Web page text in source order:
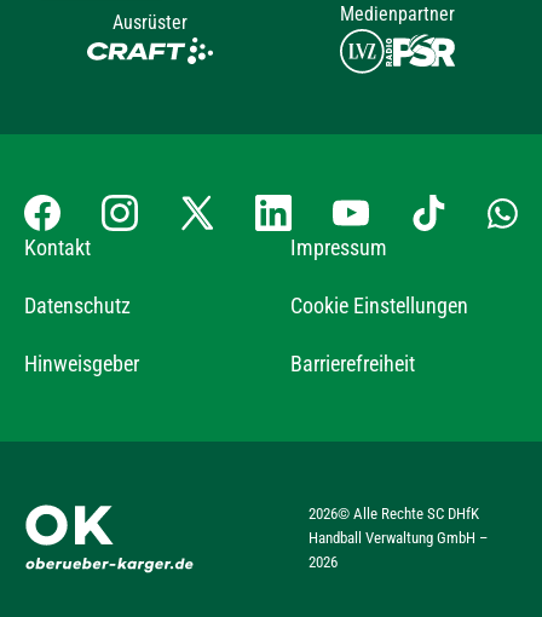
Ausrüster Medienpartner
Kontakt Impressum
Datenschutz Cookie Einstellungen
Hinweisgeber Barrierefreiheit
2026© Alle Rechte SC DHfK
Handball Verwaltung GmbH –
2026